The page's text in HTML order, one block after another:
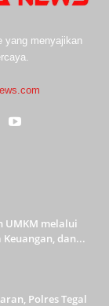
yang menyajikan
UMKM melalui
dan...
Polres Tegal